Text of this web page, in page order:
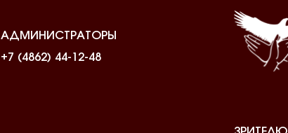
АДМИНИСТРАТОРЫ
+7 (4862) 44-12-48